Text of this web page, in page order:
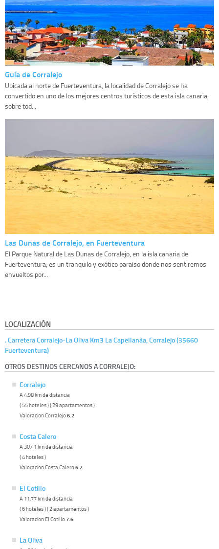
Guía de Corralejo
Ubicada al norte de Fuerteventura, la localidad de Corralejo se ha
convertido en uno de los mejores centros turísticos de esta isla canaria,
sobre tod...
Las Dunas de Corralejo, en Fuerteventura
El Parque Natural de Las Dunas de Corralejo, en la isla canaria de
Fuerteventura, es un tranquilo y exótico paraíso donde nos sentiremos
envueltos por...
LOCALIZACIÓN
. Carretera Corralejo-La Oliva Km3 La Capellanã­a, Corralejo (35660
Fuerteventura)
OTROS DESTINOS CERCANOS A CORRALEJO:
Corralejo
A 4.98 km de distancia
( 55 hoteles ) ( 29 apartamentos )
Valoracion Corralejo6.2
Costa Calero
A 30.41 km de distancia
( 4 hoteles )
Valoracion Costa Calero6.2
El Cotillo
A 11.77 km de distancia
( 6 hoteles ) ( 2 apartamentos )
Valoracion El Cotillo7.6
La Oliva